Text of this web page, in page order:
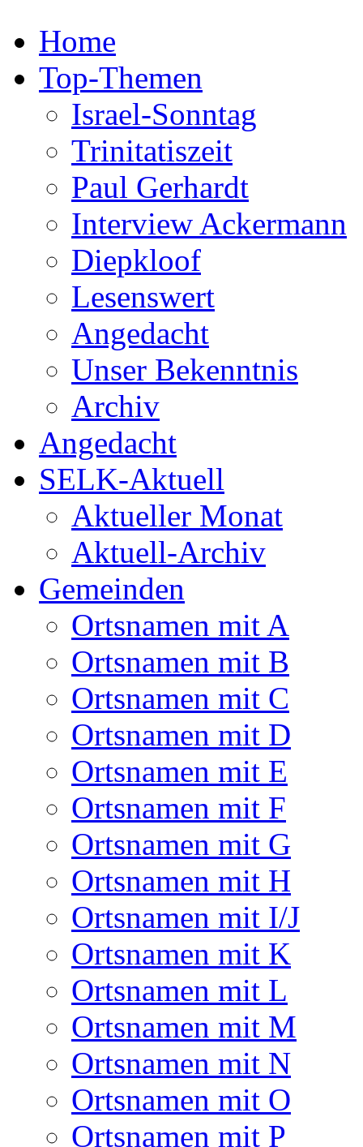
Home
Top-Themen
Israel-Sonntag
Trinitatiszeit
Paul Gerhardt
Interview Ackermann
Diepkloof
Lesenswert
Angedacht
Unser Bekenntnis
Archiv
Angedacht
SELK-Aktuell
Aktueller Monat
Aktuell-Archiv
Gemeinden
Ortsnamen mit A
Ortsnamen mit B
Ortsnamen mit C
Ortsnamen mit D
Ortsnamen mit E
Ortsnamen mit F
Ortsnamen mit G
Ortsnamen mit H
Ortsnamen mit I/J
Ortsnamen mit K
Ortsnamen mit L
Ortsnamen mit M
Ortsnamen mit N
Ortsnamen mit O
Ortsnamen mit P